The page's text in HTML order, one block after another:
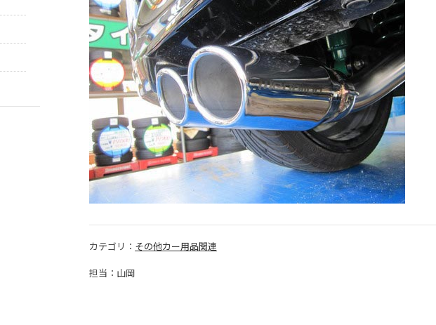
カテゴリ： その他カー用品関連
担当：山岡